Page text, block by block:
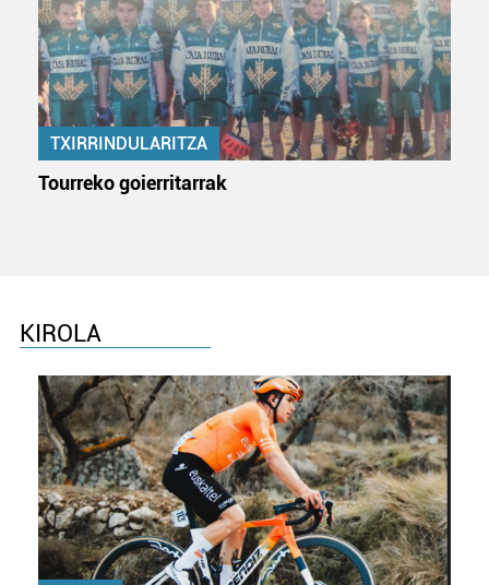
TXIRRINDULARITZA
Tourreko goierritarrak
KIROLA